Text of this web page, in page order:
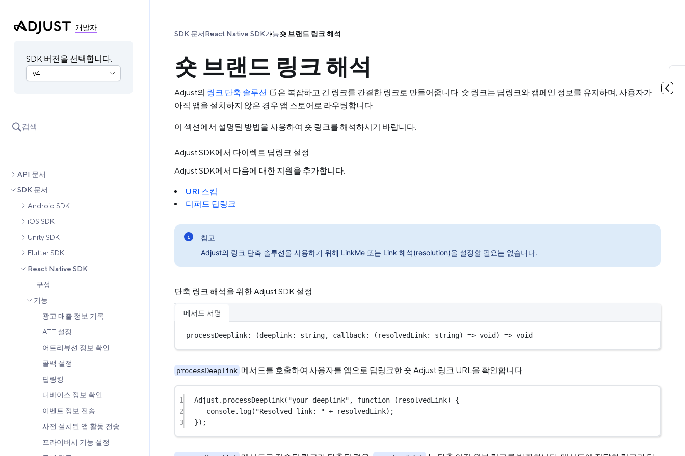
개발자
SDK 버전을 선택합니다.
검색
API 문서
SDK 문서
Android SDK
iOS SDK
Unity SDK
Flutter SDK
React Native SDK
구성
기능
광고 매출 정보 기록
ATT 설정
어트리뷰션 정보 확인
콜백 설정
딥링킹
디바이스 정보 확인
이벤트 정보 전송
사전 설치된 앱 활동 전송
프라이버시 기능 설정
SDK 문서React Native SDK기능숏 브랜드 링크 해석
숏 브랜드 링크 해석
Adjust의 링크 단축 솔루션
은 복잡하고 긴 링크를 간결한 링크로 만들어줍니다. 숏 링크는 딥링크와 캠페인 정보를 유지하며, 사용자가
아직 앱을 설치하지 않은 경우 앱 스토어로 라우팅합니다.
이 섹션에서 설명된 방법을 사용하여 숏 링크를 해석하시기 바랍니다.
Adjust SDK에서 다이렉트 딥링크 설정
Adjust SDK에서 다음에 대한 지원을 추가합니다.
URI 스킴
디퍼드 딥링크
참고
Adjust의 링크 단축 솔루션을 사용하기 위해 LinkMe 또는 Link 해석(resolution)을 설정할 필요는 없습니다.
단축 링크 해석을 위한 Adjust SDK 설정
메서드 서명
processDeeplink: (deeplink: string, callback: ( resolvedLink: string) => void) => void
processDeeplink 메서드를 호출하여 사용자를 앱으로 딥링크한 숏 Adjust 링크 URL을 확인합니다.
1 Adjust. processDeeplink( "your-deeplink" , function ( resolvedLink) {
2
console. log( "Resolved link: " + resolvedLink);
3
});